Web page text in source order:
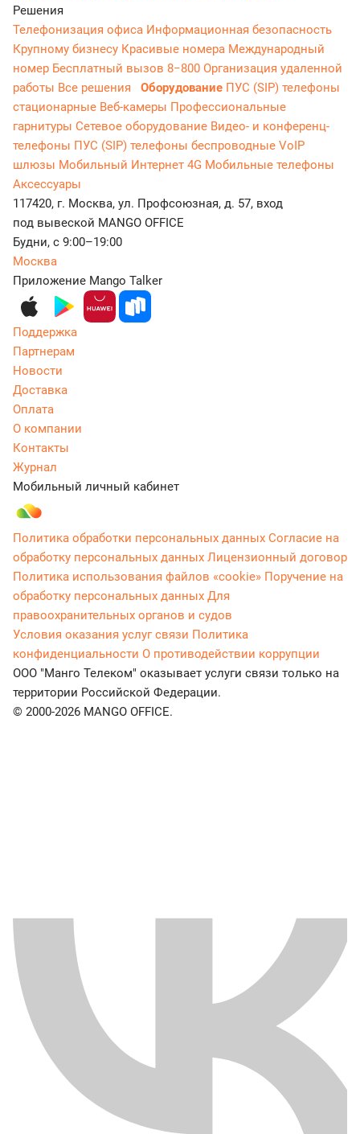
Решения
Телефонизация офиса Информационная безопасность
Крупному бизнесу Красивые номера Международный
номер Бесплатный вызов 8−800 Организация удаленной
работы Все решения Оборудование ПУС (SIP) телефоны
стационарные Веб-камеры Профессиональные
гарнитуры Сетевое оборудование Видео- и конференц-
телефоны ПУС (SIP) телефоны беспроводные VoIP
шлюзы Мобильный Интернет 4G Мобильные телефоны
Аксессуары
117420, г. Москва, ул. Профсоюзная, д. 57, вход
под вывеской MANGO OFFICE
Будни, с 9:00–19:00
Москва
Приложение Mango Talker
Поддержка
Партнерам
Новости
Доставка
Оплата
О компании
Контакты
Журнал
Мобильный личный кабинет
Политика обработки персональных данных Согласие на
обработку персональных данных Лицензионный договор
Политика использования файлов «cookie» Поручение на
обработку персональных данных Для
правоохранительных органов и судов
Условия оказания услуг связи Политика
конфиденциальности О противодействии коррупции
ООО "Манго Телеком" оказывает услуги связи только на
территории Российской Федерации.
© 2000-2026 MANGO OFFICE.